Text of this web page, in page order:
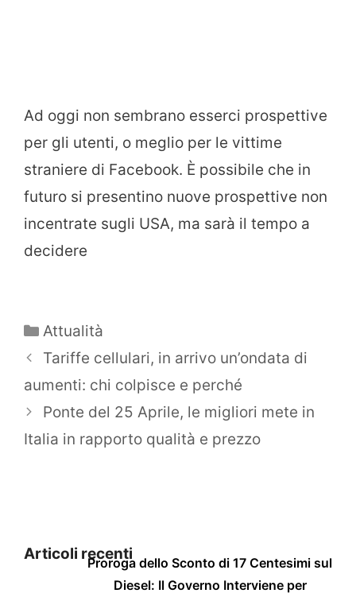
Ad oggi non sembrano esserci prospettive
per gli utenti, o meglio per le vittime
straniere di Facebook. È possibile che in
futuro si presentino nuove prospettive non
incentrate sugli USA, ma sarà il tempo a
decidere
Categorie
Attualità
Tariffe cellulari, in arrivo un’ondata di
aumenti: chi colpisce e perché
Ponte del 25 Aprile, le migliori mete in
Italia in rapporto qualità e prezzo
Articoli recentiProroga dello Sconto di 17 Centesimi sul
Diesel: Il Governo Interviene per